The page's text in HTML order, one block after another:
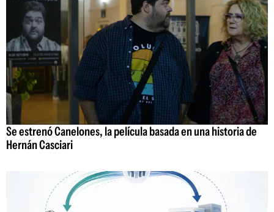
Se estrenó Canelones, la película basada en una historia de
Hernán Casciari